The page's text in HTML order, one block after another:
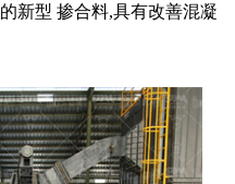
新型 掺合料,具有改善混凝